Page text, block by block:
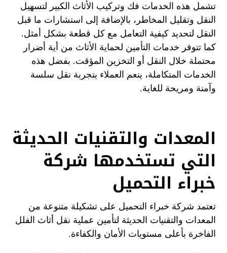
تشمل هذه الخدمات فك وتركيب الأثاث الكبير لتسهيل
النقل وتقليل المخاطر، بالإضافة إلى استشارات ما قبل
النقل لتحديد كيفية التعامل مع كل قطعة بشكل أمثل.
كما تتوفر خدمات التأمين لحماية الأثاث من أية أضرار
محتملة خلال النقل أو التخزين المؤقت. بفضل هذه
الخدمات المتكاملة، ينعم العملاء بتجربة نقل سلسة
وآمنة ومريحة للغاية.
المعدات والتقنيات الحديثة
التي تستخدمها شركة
خبراء التحميل
تعتمد شركة خبراء التحميل على تشكيلة متنوعة من
المعدات والتقنيات الحديثة لتأمين عملية نقل أثاث الفلل
الفاخرة بأعلى مستويات الأمان والكفاءة.